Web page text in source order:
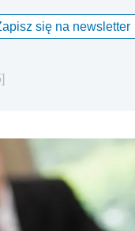
się na newsletter